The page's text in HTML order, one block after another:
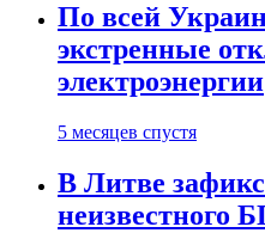
По всей
экстренные
электроэнергии
5 месяцев спустя
В Литве
неизвестного